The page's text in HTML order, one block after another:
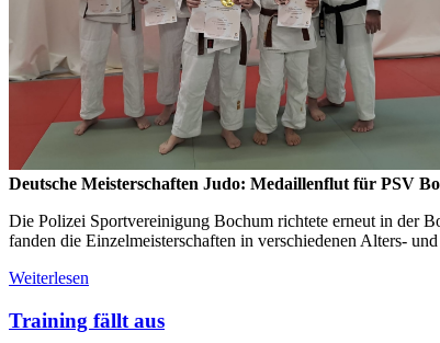
Deutsche Meisterschaften Judo: Medaillenflut für PSV
Die Polizei Sportvereinigung Bochum richtete erneut in der
fanden die Einzelmeisterschaften in verschiedenen Alters-
Weiterlesen
Training fällt aus